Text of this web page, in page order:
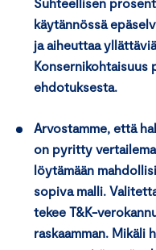
käytännössä
ja aiheuttaa
Konsernikohtaisuus
ehdotuksesta.
Arvostamme, että
on pyritty
löytämään
sopiva malli.
tekee T&K-
raskaamman. Mikäli